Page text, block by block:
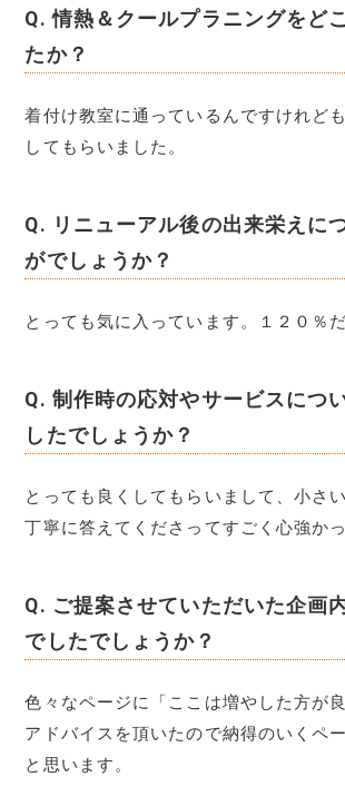
Q. 情熱＆クールプラニングをど
たか？
着付け教室に通っているんですけれど
してもらいました。
Q. リニューアル後の出来栄えに
がでしょうか？
とっても気に入っています。１２０％
Q. 制作時の応対やサービスにつ
したでしょうか？
とっても良くしてもらいまして、小さ
丁寧に答えてくださってすごく心強かっ
Q. ご提案させていただいた企画
でしたでしょうか？
色々なページに「ここは増やした方が
アドバイスを頂いたので納得のいくペ
と思います。